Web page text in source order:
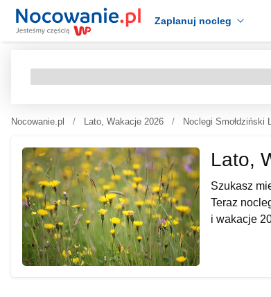
Zaplanuj nocleg
Nocowanie.pl Lato, Wakacje 2026 Noclegi Smołdziński
Lato,
Szukasz
Teraz
i wakacje